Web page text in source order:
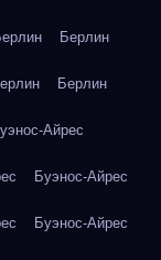
Берлин
Берлин
Айрес
Буэнос-Айрес
Буэнос-Айрес